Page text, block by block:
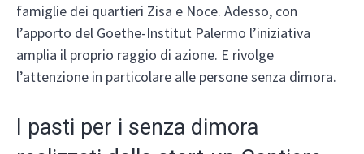
famiglie dei quartieri Zisa e Noce. Adesso, con
l’apporto del Goethe-Institut Palermo l’iniziativa
amplia il proprio raggio di azione. E rivolge
l’attenzione in particolare alle persone senza dimora.
I pasti per i senza dimora